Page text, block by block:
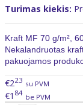
Turimas kiekis:
Kraft MF 70 g/m²,
Nekalandruotas
pakuojamos
€223 su PVM
€1 84 be PVM